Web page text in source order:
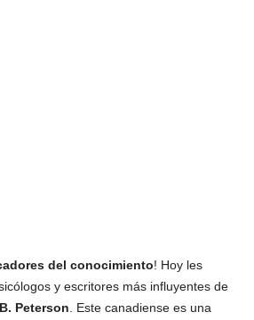
del conocimiento! Hoy les
y escritores más influyentes de
Peterson . Este canadiense es una